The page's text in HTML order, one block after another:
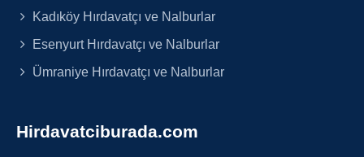
Kadıköy Hırdavatçı ve Nalburlar
Esenyurt Hırdavatçı ve Nalburlar
Ümraniye Hırdavatçı ve Nalburlar
Hirdavatciburada.com